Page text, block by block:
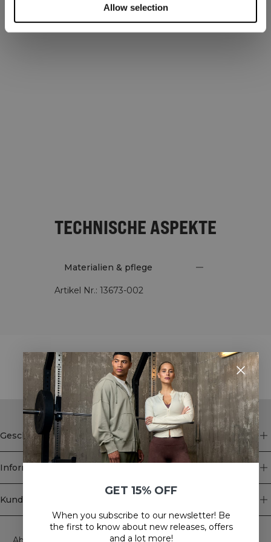
Allow selection
TECHNISCHE ASPEKTE
Materialien & pflege
Artikel Nr.: 13673-002
STYLE WITH
Geschäft
Information
Kundendienst
Newsletter
GET 15% OFF
When you subscribe to our newsletter! Be
the first to know about new releases, offers
and a lot more!